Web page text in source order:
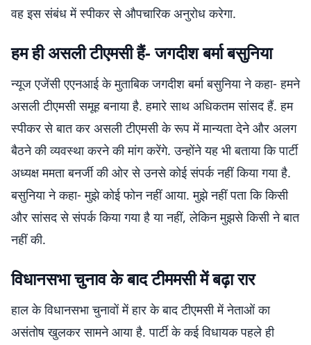
वह इस संबंध में स्पीकर से औपचारिक अनुरोध करेगा.
हम ही असली टीएमसी हैं- जगदीश बर्मा बसुनिया
न्यूज एजेंसी एएनआई के मुताबिक जगदीश बर्मा बसुनिया ने कहा- हमने
असली टीएमसी समूह बनाया है. हमारे साथ अधिकतम सांसद हैं. हम
स्पीकर से बात कर असली टीएमसी के रूप में मान्यता देने और अलग
बैठने की व्यवस्था करने की मांग करेंगे. उन्होंने यह भी बताया कि पार्टी
अध्यक्ष ममता बनर्जी की ओर से उनसे कोई संपर्क नहीं किया गया है.
बसुनिया ने कहा- मुझे कोई फोन नहीं आया. मुझे नहीं पता कि किसी
और सांसद से संपर्क किया गया है या नहीं, लेकिन मुझसे किसी ने बात
नहीं की.
विधानसभा चुनाव के बाद टीममसी में बढ़ा रार
हाल के विधानसभा चुनावों में हार के बाद टीएमसी में नेताओं का
असंतोष खुलकर सामने आया है. पार्टी के कई विधायक पहले ही